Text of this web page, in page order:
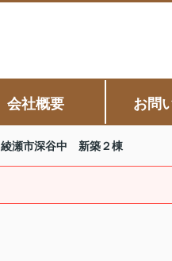
会社概要 お問
綾瀬市深谷中 新築２棟